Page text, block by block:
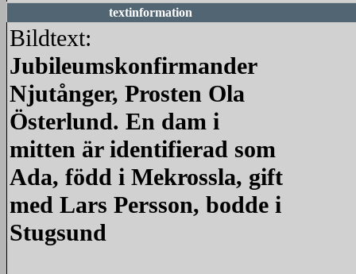
textinformation
Bildtext:
Jubileumskonfirmander
Njutånger, Prosten Ola
Österlund. En dam i
mitten är identifierad som
Ada, född i Mekrossla, gift
med Lars Persson, bodde i
Stugsund